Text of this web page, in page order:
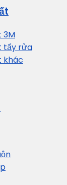
3M
tẩy rửa
khác